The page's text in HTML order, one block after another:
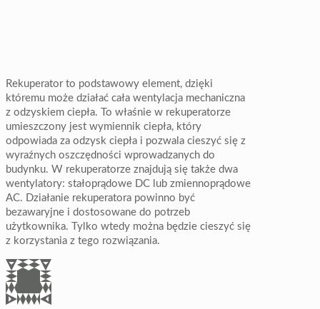
Rekuperator to podstawowy element, dzięki
któremu może działać cała wentylacja mechaniczna
z odzyskiem ciepła. To właśnie w rekuperatorze
umieszczony jest wymiennik ciepła, który
odpowiada za odzysk ciepła i pozwala cieszyć się z
wyraźnych oszczędności wprowadzanych do
budynku. W rekuperatorze znajdują się także dwa
wentylatory: stałoprądowe DC lub zmiennoprądowe
AC. Działanie rekuperatora powinno być
bezawaryjne i dostosowane do potrzeb
użytkownika. Tylko wtedy można będzie cieszyć się
z korzystania z tego rozwiązania.